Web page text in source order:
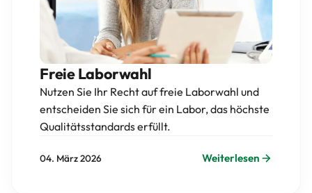
Freie Laborwahl
Nutzen Sie Ihr Recht auf freie Laborwahl und
entscheiden Sie sich für ein Labor, das höchste
Qualitätsstandards erfüllt.
04. März 2026 Weiterlesen